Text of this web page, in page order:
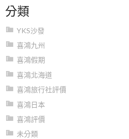
分類
YKS沙發
喜鴻九州
喜鴻假期
喜鴻北海道
喜鴻旅行社評價
喜鴻日本
喜鴻評價
未分類